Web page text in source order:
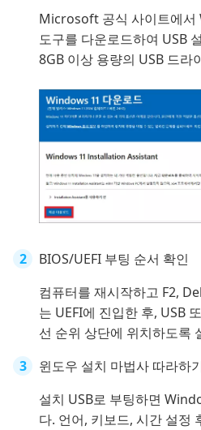
Microsoft 공식 사이트에서
도구를 다운로드하여 USB
8GB 이상 용량의 USB 드라
BIOS/UEFI 부팅 순서 확인
컴퓨터를 재시작하고 F2,
는 UEFI에 진입한 후, USB
선 순위 상단에 위치하도록
윈도우 설치 마법사 따라하
설치 USB로 부팅하면
다. 언어, 키보드, 시간 설정